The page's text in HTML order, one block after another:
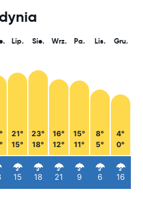
Lip.
21°
15°
15
Sie.
23°
18°
18
Wrz.
16°
12°
21
Pa.
15°
11°
9
Lis.
8°
5°
6
Gru.
4°
0°
16